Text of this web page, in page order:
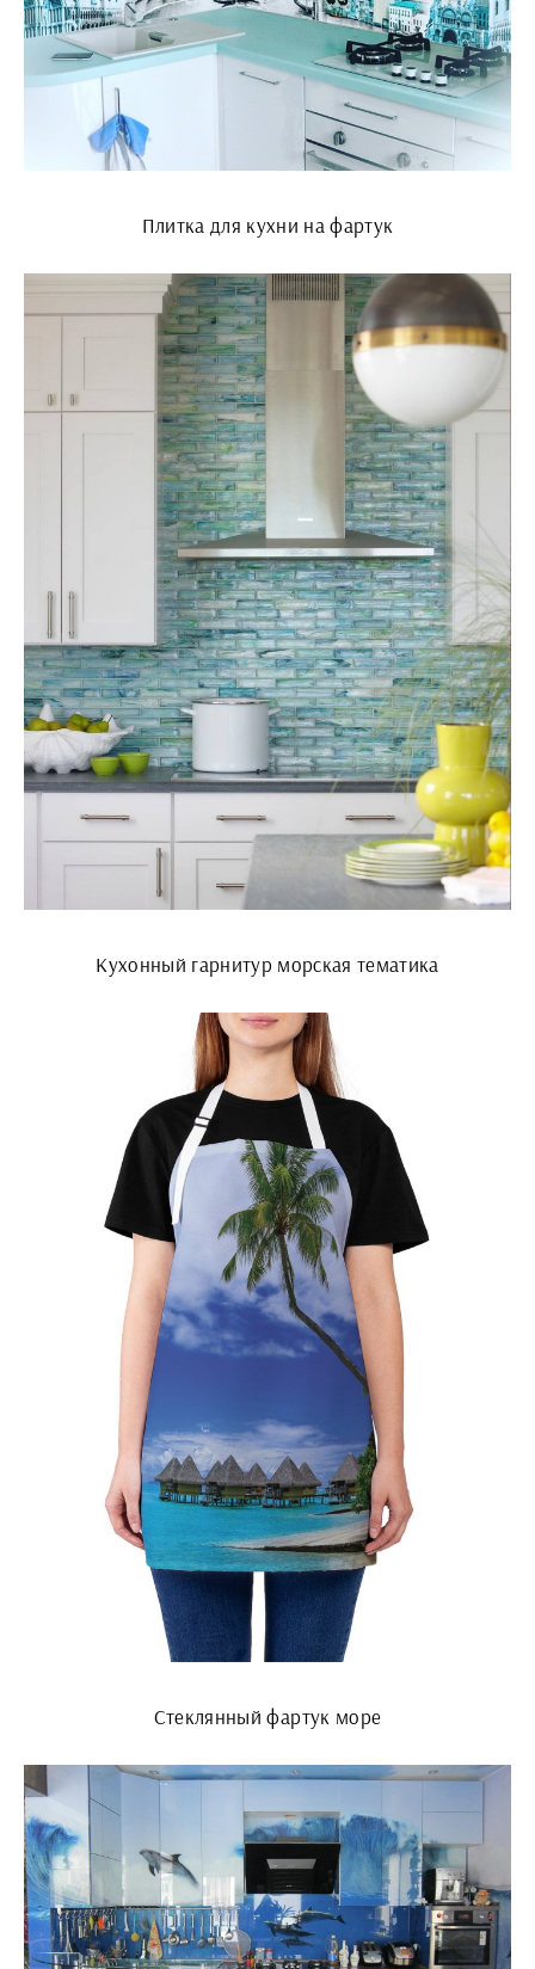
Плитка для кухни на фартук
Кухонный гарнитур морская тематика
Стеклянный фартук море